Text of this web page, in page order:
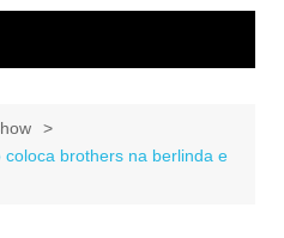
coloca brothers na berlinda e